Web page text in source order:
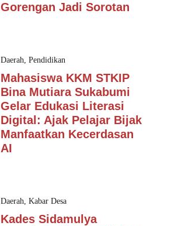
Gorengan Jadi Sorotan
Daerah, Pendidikan
Mahasiswa KKM STKIP
Bina Mutiara Sukabumi
Gelar Edukasi Literasi
Digital: Ajak Pelajar Bijak
Manfaatkan Kecerdasan
AI
Daerah, Kabar Desa
Kades Sidamulya